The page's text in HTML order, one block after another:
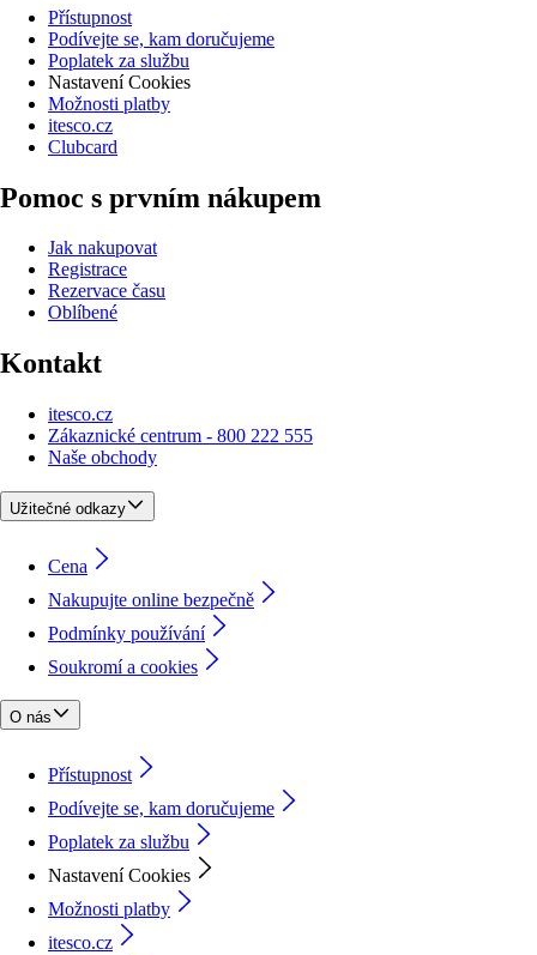
Přístupnost
Podívejte se, kam doručujeme
Poplatek za službu
Nastavení Cookies
Možnosti platby
itesco.cz
Clubcard
Pomoc s prvním nákupem
Jak nakupovat
Registrace
Rezervace času
Oblíbené
Kontakt
itesco.cz
Zákaznické centrum - 800 222 555
Naše obchody
Užitečné odkazy
Cena
Nakupujte online bezpečně
Podmínky používání
Soukromí a cookies
O nás
Přístupnost
Podívejte se, kam doručujeme
Poplatek za službu
Nastavení Cookies
Možnosti platby
itesco.cz